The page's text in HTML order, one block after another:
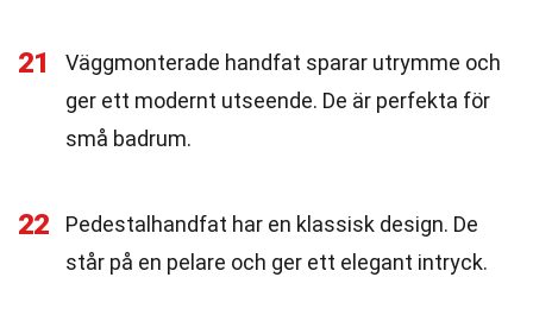
21
Väggmonterade handfat sparar utrymme och
ger ett modernt utseende. De är perfekta för
små badrum.
22
Pedestalhandfat har en klassisk design. De
står på en pelare och ger ett elegant intryck.